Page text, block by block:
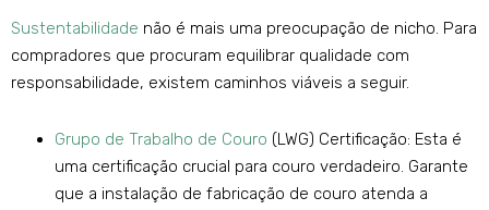
Sustentabilidade não é mais uma preocupação de nicho. Para
compradores que procuram equilibrar qualidade com
responsabilidade, existem caminhos viáveis ​​a seguir.
Grupo de Trabalho de Couro (LWG) Certificação: Esta é
uma certificação crucial para couro verdadeiro. Garante
que a instalação de fabricação de couro atenda a